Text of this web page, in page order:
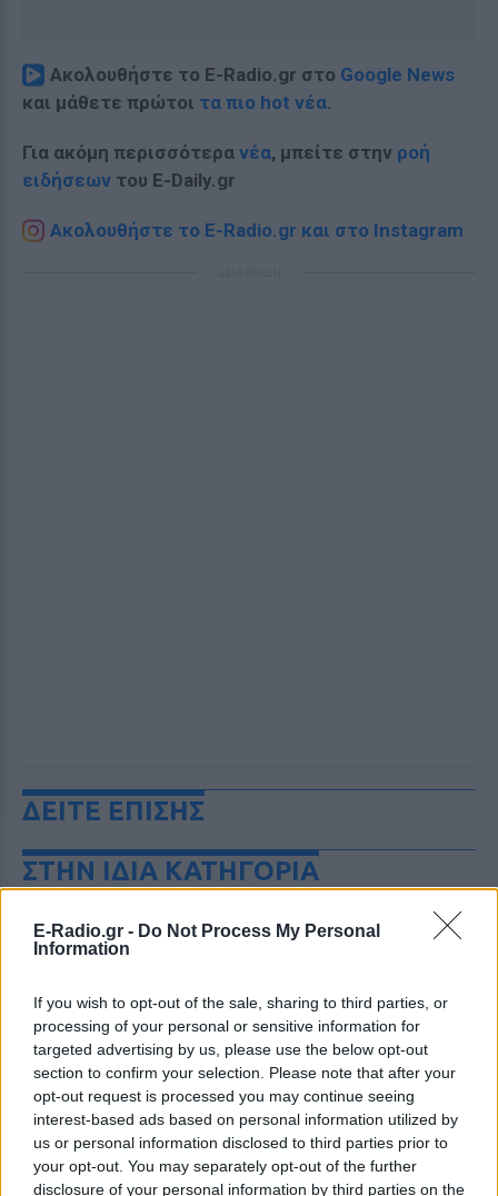
E-Radio.gr - Do Not Process My Personal
Information
If you wish to opt-out of the sale, sharing to third parties, or
processing of your personal or sensitive information for
targeted advertising by us, please use the below opt-out
section to confirm your selection. Please note that after your
opt-out request is processed you may continue seeing
interest-based ads based on personal information utilized by
us or personal information disclosed to third parties prior to
your opt-out. You may separately opt-out of the further
disclosure of your personal information by third parties on the
Ακολουθήστε το E-Radio.gr στο Google News
και μάθετε πρώτοι τα πιο hot νέα.
Για ακόμη περισσότερα νέα, μπείτε στην ροή
ειδήσεων του E-Daily.gr
Ακολουθήστε το E-Radio.gr και στο Instagram
ΔΕΙΤΕ ΕΠΙΣΗΣ
ΣΤΗΝ ΙΔΙΑ ΚΑΤΗΓΟΡΙΑ
«Θέλω τον μπαμπά μου»: Το
βίντεο της μεθυσμένης οδηγού
Η Jamie Lee Komoroski, με αλκοόλ
τριπλάσιο του νόμιμου ορίου, έπεσε
πάνω στο golf cart των νεόνυμφων στο
Folly Beach - τώρα νέο υλικό από το
αστυνομικό τμήμα αποκαλύπτει τη
συμπεριφορά της λίγο μετά τη μοιραία
σύγκρουση
Τροχαίο στις Σέρρες: «Έχασα τη